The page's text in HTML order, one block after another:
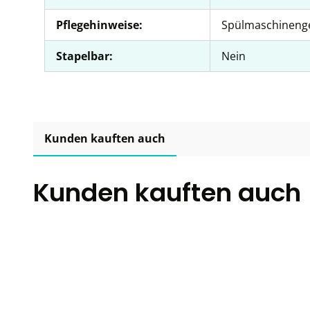
Pflegehinweise:
Stapelbar: Nein
Kunden kauften auch
Kunden kauften auch